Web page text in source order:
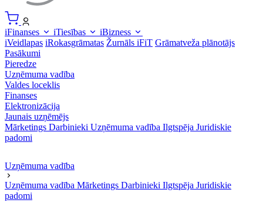
iFinanses iTiesības
iBizness
iVeidlapas iRokasgrāmatas Žurnāls iFiT Grāmatveža plānotājs
Pasākumi
Pieredze
Uzņēmuma vadība
Valdes loceklis
Finanses
Elektronizācija
Jaunais uzņēmējs
Mārketings Darbinieki Uzņēmuma vadība Ilgtspēja Juridiskie
padomi
Uzņēmuma vadība
Uzņēmuma vadība Mārketings Darbinieki Ilgtspēja Juridiskie
padomi